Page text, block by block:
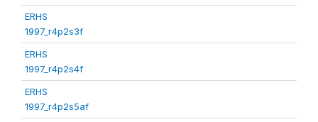
ERHS
1997_r4p2s3f
ERHS
1997_r4p2s4f
ERHS
1997_r4p2s5af